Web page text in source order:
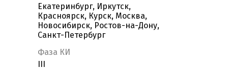
Екатеринбург, Иркутск,
Красноярск, Курск, Москва,
Новосибирск, Ростов-на-Дону,
Санкт-Петербург
Фаза КИ